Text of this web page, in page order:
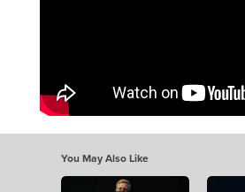
You May Also Like